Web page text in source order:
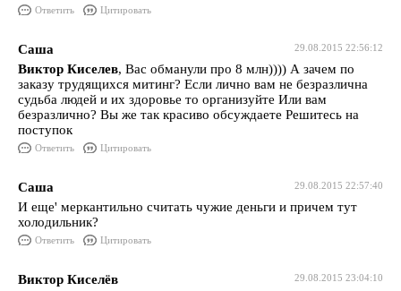
Ответить Цитировать
29.08.2015 22:56:12
Саша
Виктор Киселев, Вас обманули про 8 млн)))) А зачем по
заказу трудящихся митинг? Если лично вам не безразлична
судьба людей и их здоровье то организуйте Или вам
безразлично? Вы же так красиво обсуждаете Решитесь на
поступок
Ответить Цитировать
29.08.2015 22:57:40
Саша
И еще' меркантильно считать чужие деньги и причем тут
холодильник?
Ответить Цитировать
29.08.2015 23:04:10
Виктор Киселёв